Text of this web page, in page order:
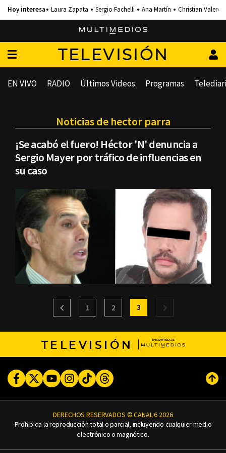
Laura Zapata Sergio Fachelli Ana Martín Christian Valero
TELEVISIÓN
EN VIVO RADIO Últimos Videos Programas
Noticias de hector parra
¡Se acabó el fuero! Héctor 'N' denuncia a
Sergio Mayer por tráfico de influencias en
su caso
1 2 3
TELEVISIÓN
FacebookTwitterYoutubeInstagram
TikTokThreads
DERECHOS RESERVADOS © CANAL 6 2026
Prohibida la reproducción total o parcial, incluyendo cualquier medio
electrónico o magnético.